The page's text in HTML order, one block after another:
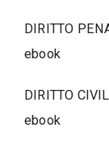
DIRITTO
ebook
DIRITTO
ebook